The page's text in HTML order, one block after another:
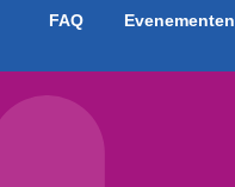
FAQ Evenementen